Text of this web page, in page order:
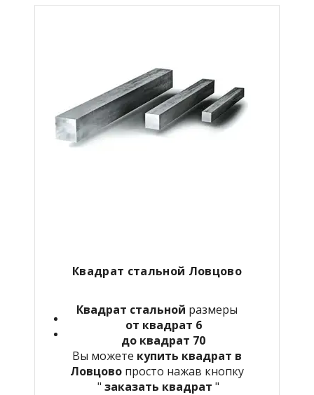
Квадрат стальной Ловцово
Квадрат стальной размеры
от квадрат 6
до квадрат 70
Вы можете купить квадрат в
Ловцово просто нажав кнопку
" заказать квадрат "